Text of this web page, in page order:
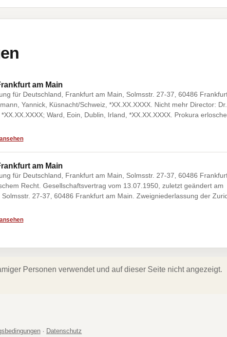
am Main
für Deutschland, Frankfurt am Main, Solmsstr. 27-37, 60486
Yannick, Küsnacht/Schweiz, *XX.XX.XXXX. Nicht mehr Director: Dr.
Ward, Eoin, Dublin, Irland, *XX.XX.XXXX. Prokura
am Main
für Deutschland, Frankfurt am Main, Solmsstr. 27-37, 60486
Recht. Gesellschaftsvertrag vom 13.07.1950, zuletzt geändert am
27-37, 60486 Frankfurt am Main. Zweigniederlassung der
Personen verwendet und auf dieser Seite nicht angezeigt.
· Datenschutz